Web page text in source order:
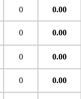
0 0.00
0 0.00
0 0.00
0 0.00